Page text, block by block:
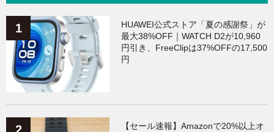
HUAWEI公式ストア「夏の感謝祭」が
最大38%OFF｜WATCH D2が10,960
円引き、FreeClipは37%OFFの17,500
円
【セール速報】Amazonで20%以上オ